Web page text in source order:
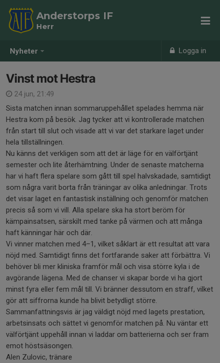
Nyheter Logga in
Anderstorps IF
Herr
Vinst mot Hestra
24 jun, 21:49
Sista matchen innan sommaruppehållet spelades hemma när
Hestra kom på besök. Jag tycker att vi kontrollerade matchen
från start till slut och visade att vi var det starkare laget under
hela tillställningen.
Nu känns det verkligen som att det är läge för en välförtjänt
semester och lite återhämtning. Under de senaste matcherna
har vi haft flera spelare som gått till spel halvskadade, samtidigt
som några varit borta från träningar av olika anledningar. Trots
det visar laget en fantastisk inställning och genomför matchen
precis så som vi vill. Alla spelare ska ha stort beröm för
kämpainsatsen, särskilt med tanke på värmen och att många
haft känningar här och där.
Vi vinner matchen med 4–1, vilket såklart är ett resultat att vara
nöjd med. Samtidigt finns det fortfarande saker att förbättra. Vi
behöver bli mer kliniska framför mål och visa större kyla i de
avgörande lägena. Med de chanser vi skapar borde vi ha gjort
minst fyra eller fem mål till. Vi bränner dessutom en straff, vilket
gör att siffrorna kunde ha blivit betydligt större.
Sammanfattningsvis är jag väldigt nöjd med lagets prestation,
arbetsinsats och sättet vi genomför matchen på. Nu väntar ett
välförtjänt uppehåll innan vi laddar om batterierna och ser fram
emot höstsäsongen.
Alen Zulovic, tränare